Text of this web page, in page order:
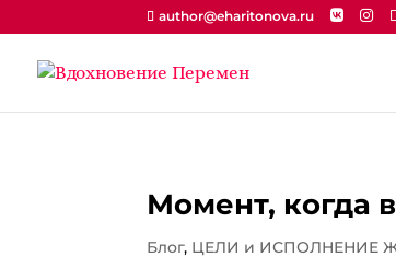
author@eharitonova.ru
Момент, когда
Блог, ЦЕЛИ и ИСПОЛНЕНИЕ